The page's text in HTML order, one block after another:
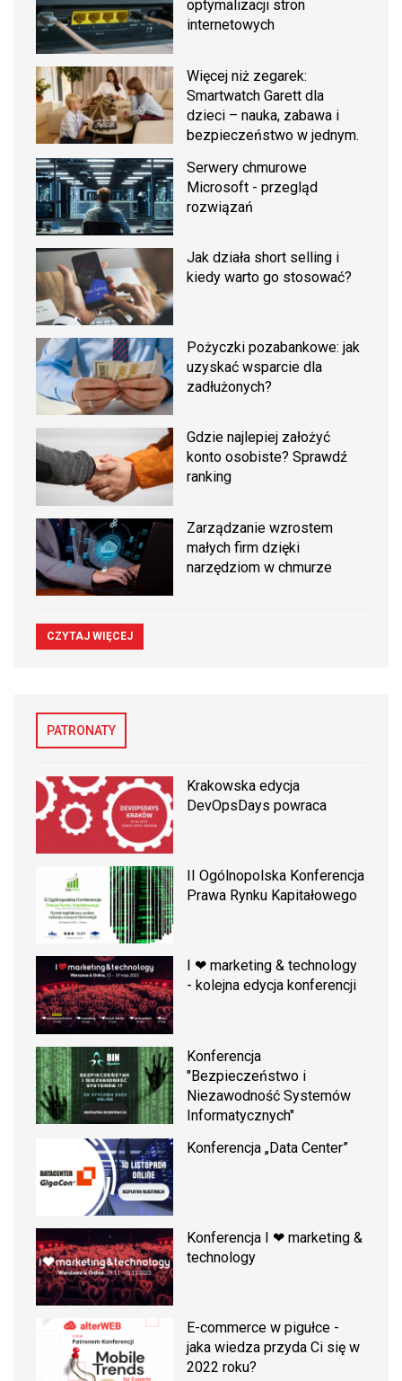
optymalizacji stron
internetowych
Więcej niż zegarek:
Smartwatch Garett dla
dzieci – nauka, zabawa i
bezpieczeństwo w jednym.
Serwery chmurowe
Microsoft - przegląd
rozwiązań
Jak działa short selling i
kiedy warto go stosować?
Pożyczki pozabankowe: jak
uzyskać wsparcie dla
zadłużonych?
Gdzie najlepiej założyć
konto osobiste? Sprawdź
ranking
Zarządzanie wzrostem
małych firm dzięki
narzędziom w chmurze
CZYTAJ WIĘCEJ
PATRONATY
Krakowska edycja
DevOpsDays powraca
II Ogólnopolska Konferencja
Prawa Rynku Kapitałowego
I ❤ marketing & technology
- kolejna edycja konferencji
Konferencja
"Bezpieczeństwo i
Niezawodność Systemów
Informatycznych"
Konferencja „Data Center”
Konferencja I ❤ marketing &
technology
E-commerce w pigułce -
jaka wiedza przyda Ci się w
2022 roku?